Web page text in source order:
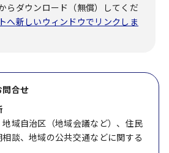
らダウンロード（無償）してくだ
へ新しいウィンドウでリンクしま
問合せ
域自治区（地域会議など）、住民
談、地域の公共交通などに関する